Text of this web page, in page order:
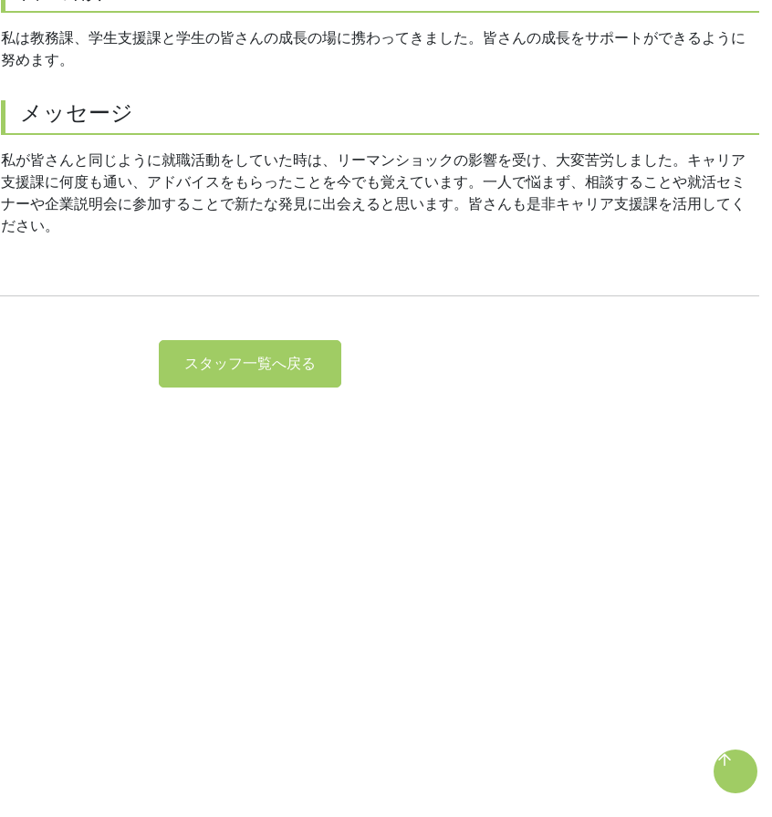
私は教務課、学生支援課と学生の皆さんの成長の場に携わってきました。皆さんの成長をサポートができるように
努めます。
メッセージ
私が皆さんと同じように就職活動をしていた時は、リーマンショックの影響を受け、大変苦労しました。キャリア
支援課に何度も通い、アドバイスをもらったことを今でも覚えています。一人で悩まず、相談することや就活セミ
ナーや企業説明会に参加することで新たな発見に出会えると思います。皆さんも是非キャリア支援課を活用してく
ださい。
スタッフ一覧へ戻る